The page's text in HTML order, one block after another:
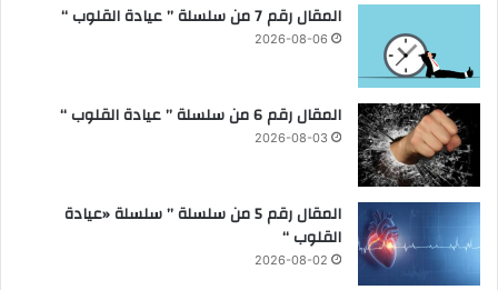
المقال رقم 7 من سلسلة ” عيادة القلوب “
2026-08-06
المقال رقم 6 من سلسلة ” عيادة القلوب “
2026-08-03
المقال رقم 5 من سلسلة ” سلسلة «عيادة
القلوب “
2026-08-02